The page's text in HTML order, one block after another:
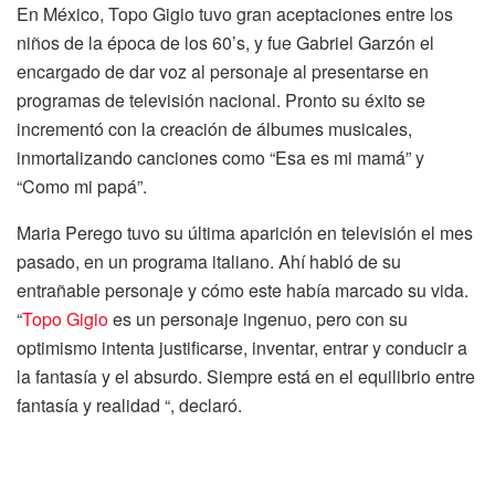
En México, Topo Gigio tuvo gran aceptaciones entre los
niños de la época de los 60’s, y fue Gabriel Garzón el
encargado de dar voz al personaje al presentarse en
programas de televisión nacional. Pronto su éxito se
incrementó con la creación de álbumes musicales,
inmortalizando canciones como “Esa es mi mamá” y
“Como mi papá”.
Maria Perego tuvo su última aparición en televisión el mes
pasado, en un programa italiano. Ahí habló de su
entrañable personaje y cómo este había marcado su vida.
“Topo Gigioes un personaje ingenuo, pero con su
optimismo intenta justificarse, inventar, entrar y conducir a
la fantasía y el absurdo. Siempre está en el equilibrio entre
fantasía y realidad “, declaró.